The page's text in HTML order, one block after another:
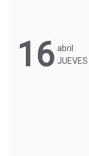
16 abril
JUEVES